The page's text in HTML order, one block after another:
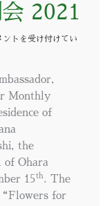
2021
ントを受け付けてい
Monthly
of
the
of Ohara
15th. The
for